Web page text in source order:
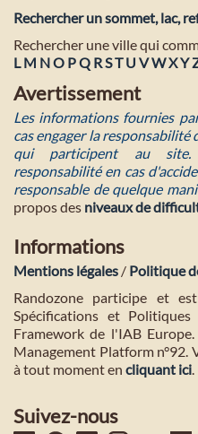
Rechercher un sommet, lac,
Rechercher une ville qui
L M NO PQ R ST U VWXY
Avertissement
Les informations fournies
cas engager la responsabilité
qui participent au site.
responsabilité en cas
responsable de quelque
propos des niveaux de
Informations
Mentions légales / Politique
Randozone participe et
Spécifications et
Framework de l'IAB
Management Platform n°92.
à tout moment en cliquant ici
Suivez-nous